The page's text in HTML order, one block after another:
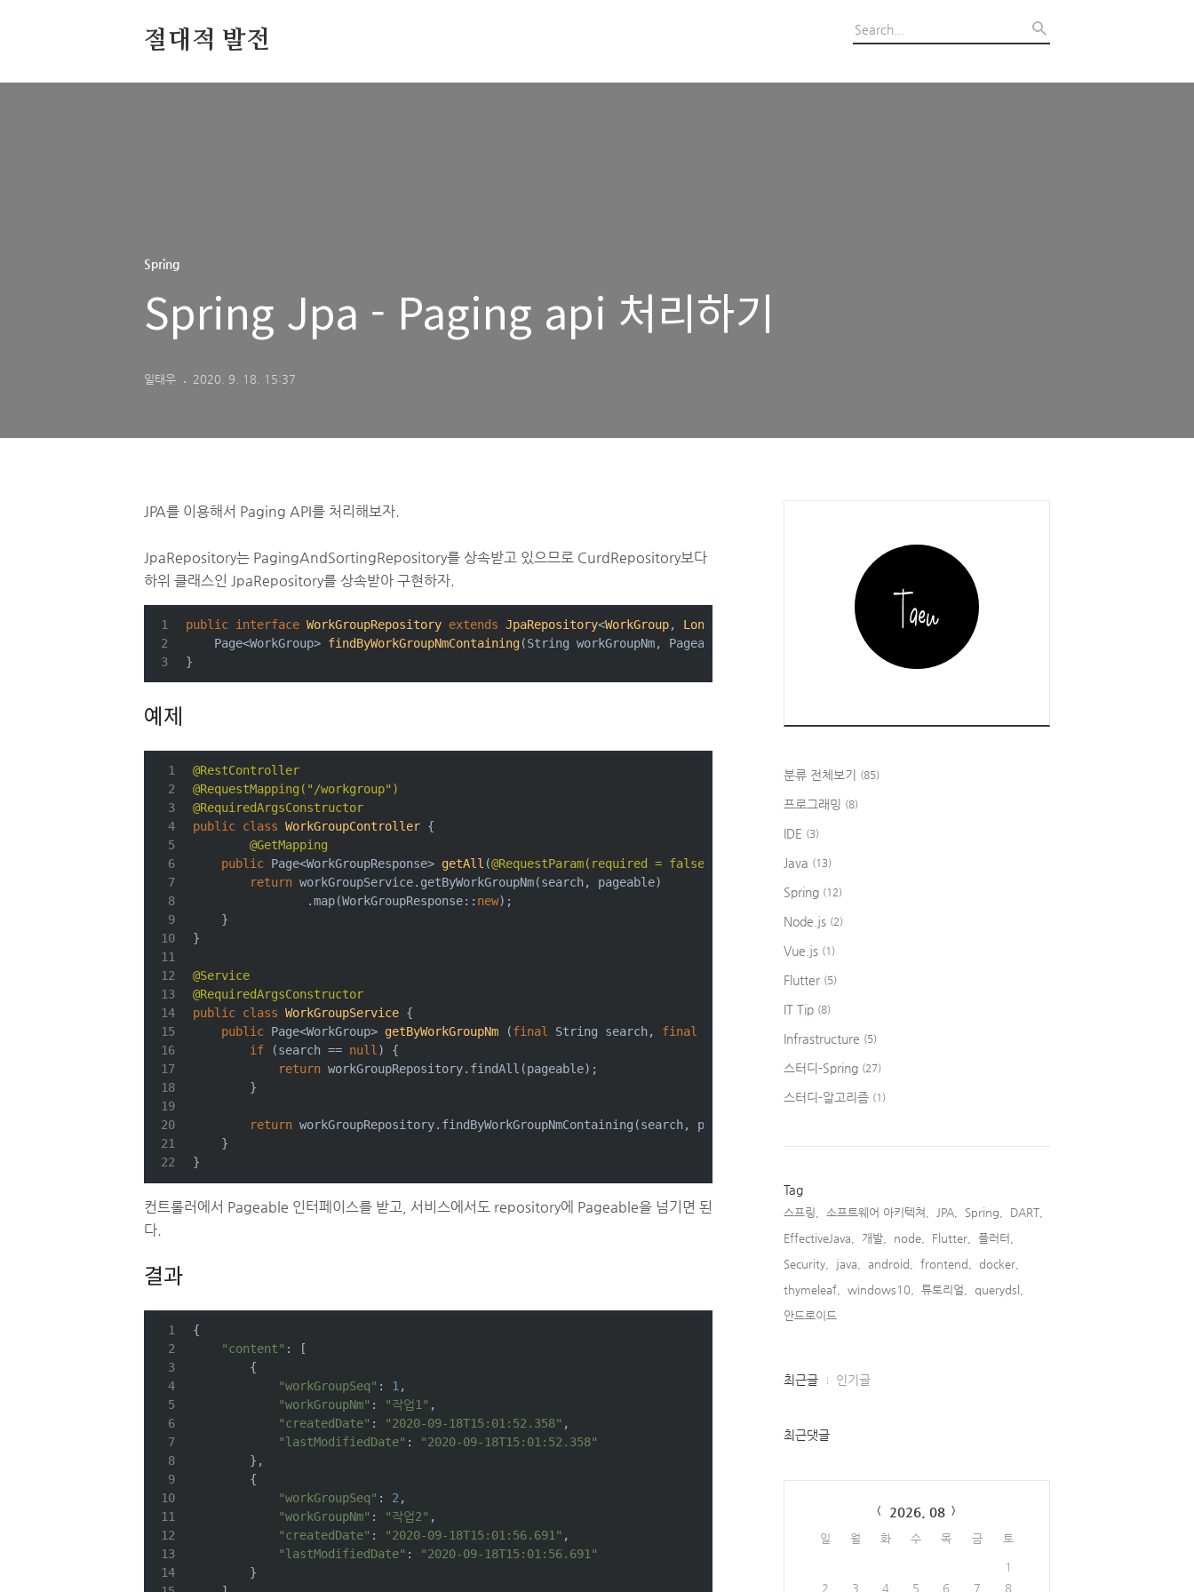
절대적 발전
Spring
Spring Jpa - Paging api 처리하기
일태우 2020. 9. 18. 15:37
JPA를 이용해서 Paging API를 처리해보자.
JpaRepository는 PagingAndSortingRepository를 상속받고 있으므로 CurdRepository보다
하위 클래스인 JpaRepository를 상속받아 구현하자.
public interface WorkGroupRepository extends JpaRepository<WorkGroup, Long
Page<WorkGroup> findByWorkGroupNmContaining(String workGroupNm, Pageable pageable)
}
예제
@RestController
@RequestMapping("/workgroup")
@RequiredArgsConstructor
public class WorkGroupController {
@GetMapping
public Page<WorkGroupResponse> getAll (@RequestParam(required = false) String search,
return workGroupService.getByWorkGroupNm(search, pageable)
                .map(WorkGroupResponse::
new);
    }
}
@Service
@RequiredArgsConstructor
public class WorkGroupService {
public Page<WorkGroup> getByWorkGroupNm (final String search, final Pageable pageable)
if (search == null) {
return workGroupRepository.findAll(pageable);
        }
return workGroupRepository.findByWorkGroupNmContaining(search, pageable);
    }
}
컨트롤러에서 Pageable 인터페이스를 받고, 서비스에서도 repository에 Pageable을 넘기면 된
다.
결과
{
"content" : [
        {
"workGroupSeq" : 1 ,
"workGroupNm" : "작업1" ,
"createdDate" : "2020-09-18T15:01:52.358" ,
"lastModifiedDate" :
"2020-09-18T15:01:52.358"
        },
        {
"workGroupSeq" : 2 ,
"workGroupNm" : "작업2" ,
"createdDate" : "2020-09-18T15:01:56.691" ,
"lastModifiedDate" :
"2020-09-18T15:01:56.691"
        }
분류 전체보기 (85)
프로그래밍 (8)
IDE (3)
Java (13)
Spring (12)
Node.js (2)
Vue.js (1)
Flutter (5)
IT Tip (8)
Infrastructure (5)
스터디-Spring (27)
스터디-알고리즘 (1)
Tag
스프링, 소프트웨어 아키텍쳐, JPA, Spring,
DART,
EffectiveJava,
개발, node, Flutter,
플러터,
Security,
java, android, frontend,
docker,
thymeleaf,
windows10, 튜토리얼,
querydsl,
안드로이드,
최
인
최근글 인기글
최근댓글
2026. 08
일 월 화 수 목 금 토
1
2
3 4 5 6 7
8